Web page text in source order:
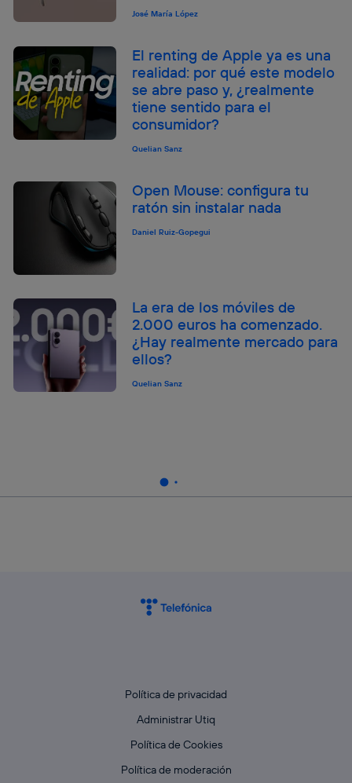
José María López
El renting de Apple ya es una
realidad: por qué este modelo
se abre paso y, ¿realmente
tiene sentido para el
consumidor?
Quelian Sanz
Open Mouse: configura tu
ratón sin instalar nada
Daniel Ruiz-Gopegui
La era de los móviles de
2.000 euros ha comenzado.
¿Hay realmente mercado para
ellos?
Quelian Sanz
Política de privacidad
Administrar Utiq
Política de Cookies
Política de moderación